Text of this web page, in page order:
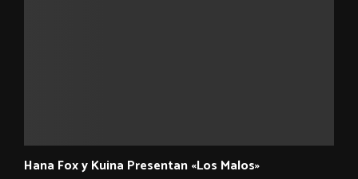
Hana Fox y Kuina Presentan «Los Malos»